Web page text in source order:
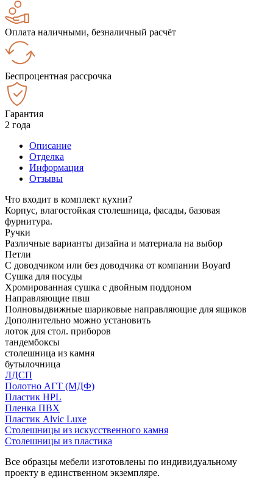
Оплата наличными, безналичный расчёт
Беспроцентная рассрочка
Гарантия
2 года
Описание
Отделка
Информация
Отзывы
Что входит в комплект кухни?
Корпус, влагостойкая столешница, фасады, базовая
фурнитура.
Ручки
Различные варианты дизайна и материала на выбор
Петли
С доводчиком или без доводчика от компании Boyard
Сушка для посуды
Хромированная сушка с двойным поддоном
Направляющие пвш
Полновыдвижные шариковые направляющие для ящиков
Дополнительно можно установить
лоток для стол. приборов
тандембоксы
столешница из камня
бутылочница
ЛДСП
Полотно АГТ (МДФ)
Пластик HPL
Пленка ПВХ
Пластик Alvic Luxe
Столешницы из искусственного камня
Столешницы из пластика
Все образцы мебели изготовлены по индивидуальному
проекту в единственном экземпляре.